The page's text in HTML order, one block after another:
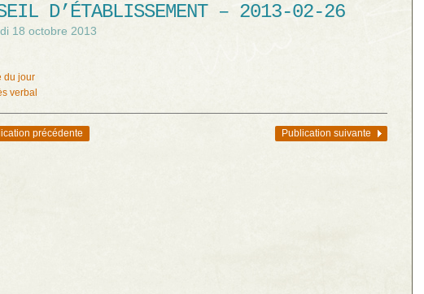
D’ÉTABLISSEMENT – 2013-02-26
18 octobre 2013
du jour
verbal
des articles
précédente Publication suivante